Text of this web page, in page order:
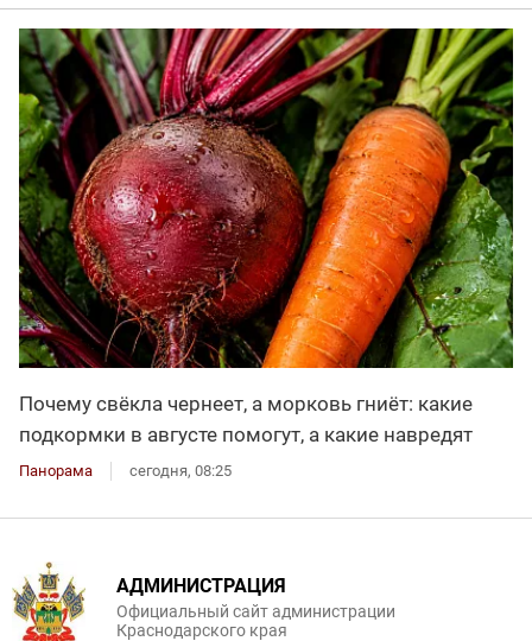
Почему свёкла чернеет, а морковь гниёт: какие
подкормки в августе помогут, а какие навредят
Панорама сегодня, 08:25
АДМИНИСТРАЦИЯ
Официальный сайт администрации
Краснодарского края